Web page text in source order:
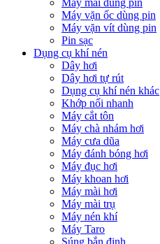
Máy mài dùng pin
Máy vặn ốc dùng pin
Máy vặn vít dùng pin
Pin sạc
Dụng cụ khí nén
Dây hơi
Dây hơi tự rút
Dụng cụ khí nén khác
Khớp nối nhanh
Máy cắt tôn
Máy chà nhám hơi
Máy cưa dũa
Máy đánh bóng hơi
Máy đục hơi
Máy khoan hơi
Máy mài hơi
Máy mài trụ
Máy nén khí
Máy Taro
Súng bắn đinh